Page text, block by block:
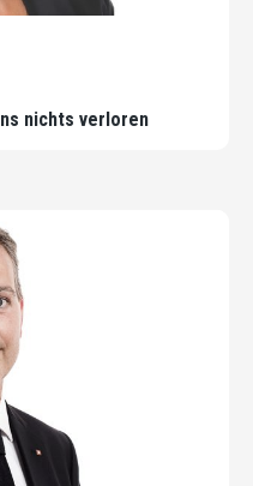
nichts verloren